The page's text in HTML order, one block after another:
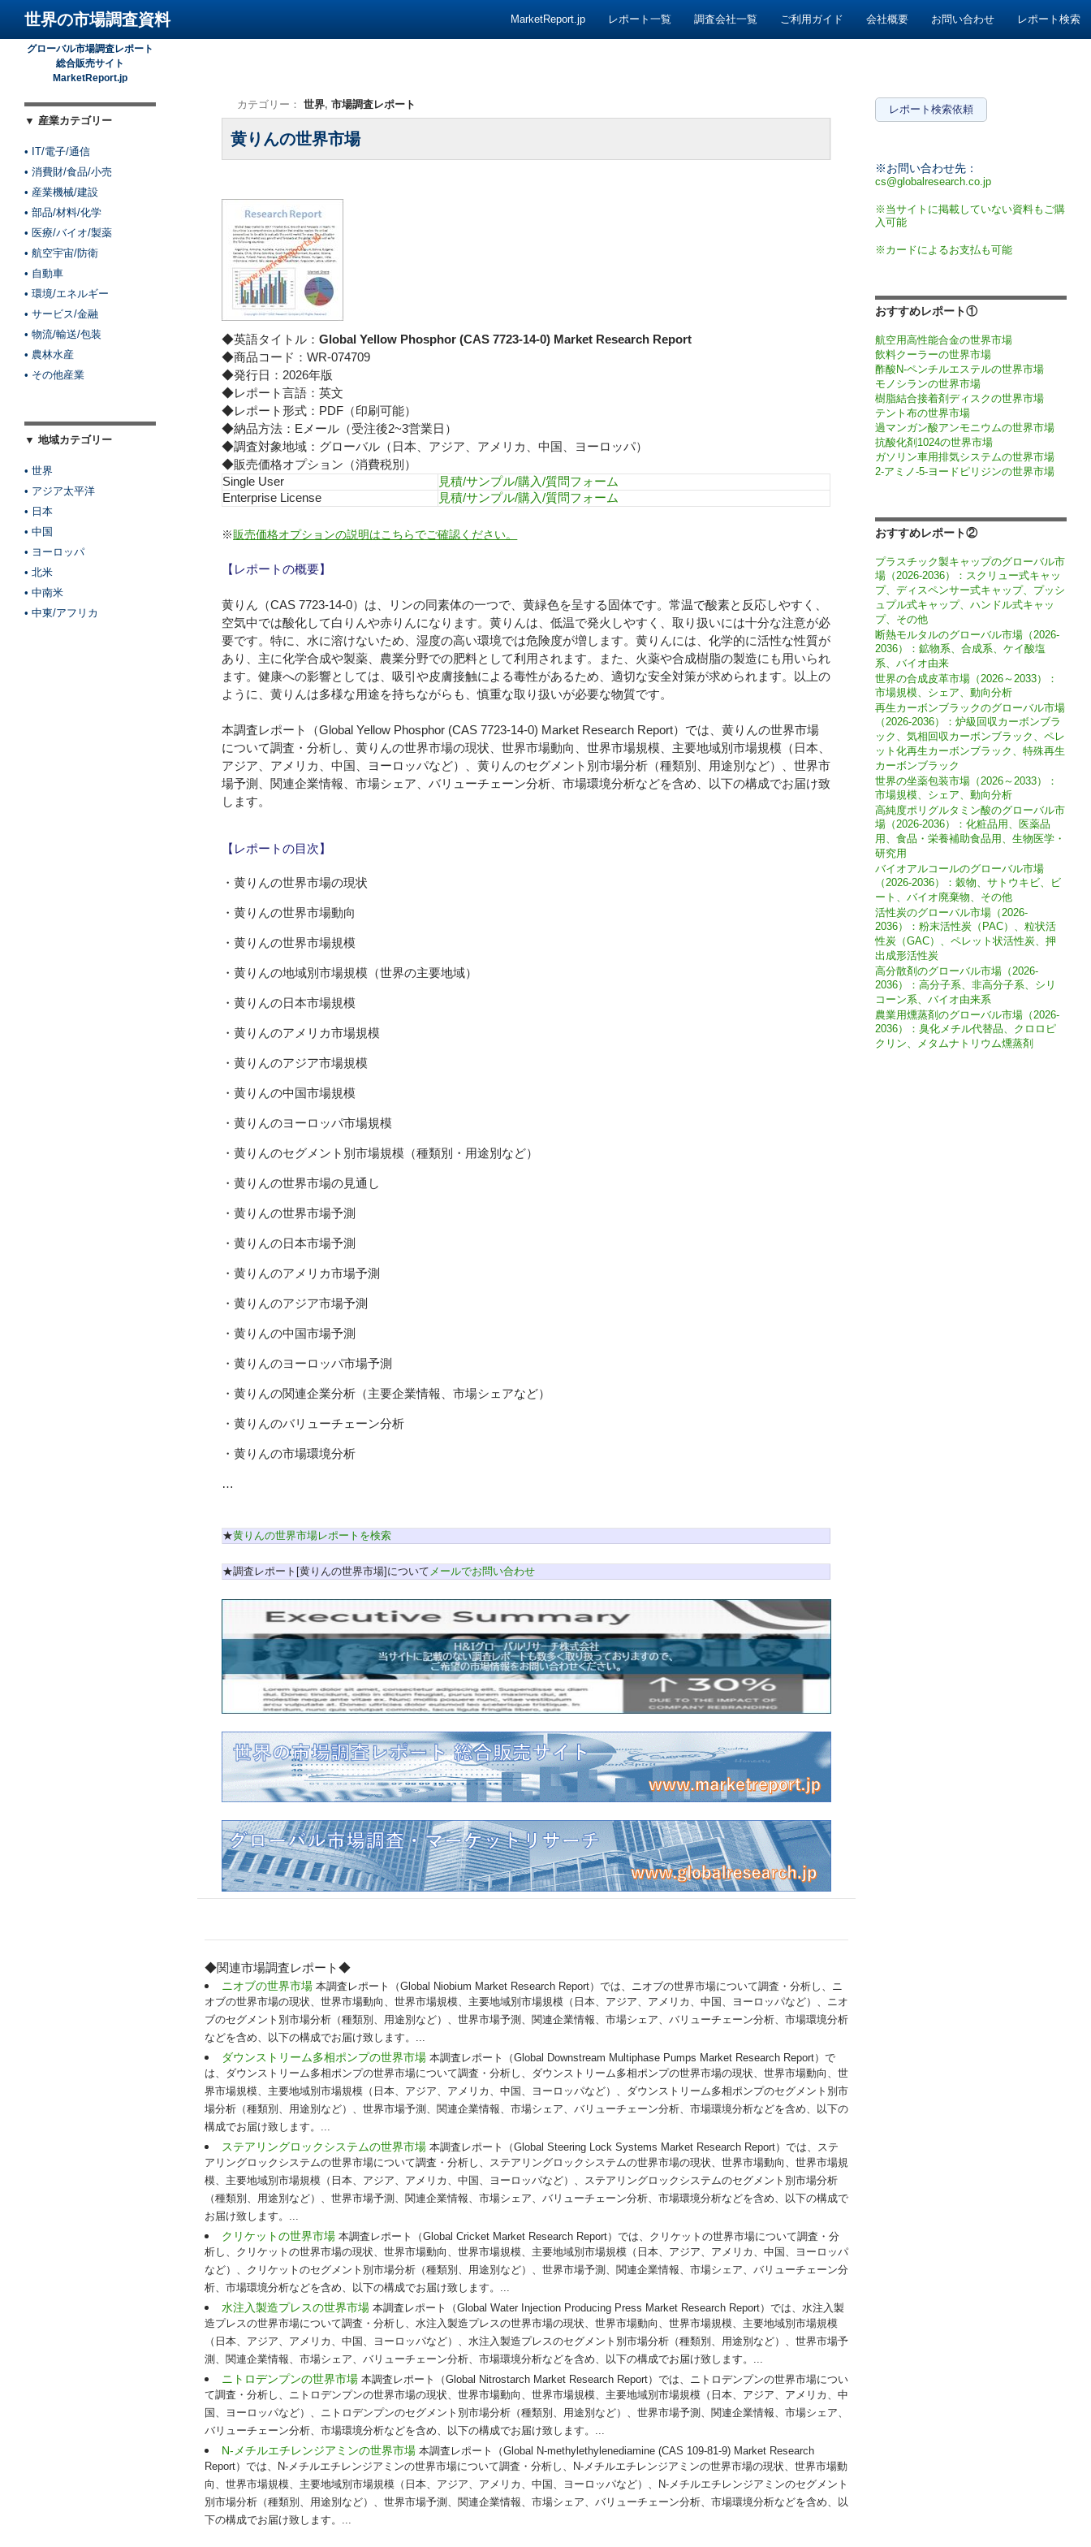
世界の市場調査資料
MarketReport.jp
レポート一覧 調査会社一覧 ご利用ガイド 会社概要 お問い合わせ レポート検索
カテゴリー：世界,市場調査レポート
黄りんの世界市場
◆英語タイトル：Global Yellow Phosphor (CAS 7723-14-0) Market Research Report
◆商品コード：WR-074709
◆発行日：2026年版
◆レポート言語：英文
◆レポート形式：PDF（印刷可能）
◆納品方法：Eメール（受注後2~3営業日）
◆調査対象地域：グローバル（日本、アジア、アメリカ、中国、ヨーロッパ）
◆販売価格オプション（消費税別）
Single User
見積/サンプル/購入/質問フォーム
Enterprise License
見積/サンプル/購入/質問フォーム
※販売価格オプションの説明はこちらでご確認ください。
【レポートの概要】
黄りん（CAS 7723-14-0）は、リンの同素体の一つで、黄緑色を呈する固体です。常温で酸素と反応しやすく、
空気中では酸化して白りんや赤りんになります。黄りんは、低温で発火しやすく、取り扱いには十分な注意が必
要です。特に、水に溶けないため、湿度の高い環境では危険度が増します。黄りんには、化学的に活性な性質が
あり、主に化学合成や製薬、農業分野での肥料として利用されます。また、火薬や合成樹脂の製造にも用いられ
ます。健康への影響としては、吸引や皮膚接触による毒性があるため、適切な安全対策が求められます。以上の
ように、黄りんは多様な用途を持ちながらも、慎重な取り扱いが必要な物質です。
本調査レポート（Global Yellow Phosphor (CAS 7723-14-0) Market Research Report）では、黄りんの世界市場
について調査・分析し、黄りんの世界市場の現状、世界市場動向、世界市場規模、主要地域別市場規模（日本、
アジア、アメリカ、中国、ヨーロッパなど）、黄りんのセグメント別市場分析（種類別、用途別など）、世界市
場予測、関連企業情報、市場シェア、バリューチェーン分析、市場環境分析などを含め、以下の構成でお届け致
します。
【レポートの目次】
・黄りんの世界市場の現状
・黄りんの世界市場動向
・黄りんの世界市場規模
・黄りんの地域別市場規模（世界の主要地域）
・黄りんの日本市場規模
・黄りんのアメリカ市場規模
・黄りんのアジア市場規模
・黄りんの中国市場規模
・黄りんのヨーロッパ市場規模
・黄りんのセグメント別市場規模（種類別・用途別など）
・黄りんの世界市場の見通し
・黄りんの世界市場予測
・黄りんの日本市場予測
・黄りんのアメリカ市場予測
・黄りんのアジア市場予測
・黄りんの中国市場予測
・黄りんのヨーロッパ市場予測
・黄りんの関連企業分析（主要企業情報、市場シェアなど）
・黄りんのバリューチェーン分析
・黄りんの市場環境分析
…
★黄りんの世界市場レポートを検索
★調査レポート[黄りんの世界市場]について メールでお問い合わせ
◆関連市場調査レポート◆
ニオブの世界市場 本調査レポート（Global Niobium Market Research Report）では、ニオブの世界市場について調査・分析し、ニ
オブの世界市場の現状、世界市場動向、世界市場規模、主要地域別市場規模（日本、アジア、アメリカ、中国、ヨーロッパなど）、ニオ
ブのセグメント別市場分析（種類別、用途別など）、世界市場予測、関連企業情報、市場シェア、バリューチェーン分析、市場環境分析
などを含め、以下の構成でお届け致します。...
ダウンストリーム多相ポンプの世界市場 本調査レポート（Global Downstream Multiphase Pumps Market Research Report）で
は、ダウンストリーム多相ポンプの世界市場について調査・分析し、ダウンストリーム多相ポンプの世界市場の現状、世界市場動向、世
界市場規模、主要地域別市場規模（日本、アジア、アメリカ、中国、ヨーロッパなど）、ダウンストリーム多相ポンプのセグメント別市
場分析（種類別、用途別など）、世界市場予測、関連企業情報、市場シェア、バリューチェーン分析、市場環境分析などを含め、以下の
構成でお届け致します。...
ステアリングロックシステムの世界市場 本調査レポート（Global Steering Lock Systems Market Research Report）では、ステ
アリングロックシステムの世界市場について調査・分析し、ステアリングロックシステムの世界市場の現状、世界市場動向、世界市場規
模、主要地域別市場規模（日本、アジア、アメリカ、中国、ヨーロッパなど）、ステアリングロックシステムのセグメント別市場分析
（種類別、用途別など）、世界市場予測、関連企業情報、市場シェア、バリューチェーン分析、市場環境分析などを含め、以下の構成で
お届け致します。...
クリケットの世界市場 本調査レポート（Global Cricket Market Research Report）では、クリケットの世界市場について調査・分
析し、クリケットの世界市場の現状、世界市場動向、世界市場規模、主要地域別市場規模（日本、アジア、アメリカ、中国、ヨーロッパ
など）、クリケットのセグメント別市場分析（種類別、用途別など）、世界市場予測、関連企業情報、市場シェア、バリューチェーン分
析、市場環境分析などを含め、以下の構成でお届け致します。...
水注入製造プレスの世界市場 本調査レポート（Global Water Injection Producing Press Market Research Report）では、水注入製
造プレスの世界市場について調査・分析し、水注入製造プレスの世界市場の現状、世界市場動向、世界市場規模、主要地域別市場規模
（日本、アジア、アメリカ、中国、ヨーロッパなど）、水注入製造プレスのセグメント別市場分析（種類別、用途別など）、世界市場予
測、関連企業情報、市場シェア、バリューチェーン分析、市場環境分析などを含め、以下の構成でお届け致します。...
ニトロデンプンの世界市場 本調査レポート（Global Nitrostarch Market Research Report）では、ニトロデンプンの世界市場につい
て調査・分析し、ニトロデンプンの世界市場の現状、世界市場動向、世界市場規模、主要地域別市場規模（日本、アジア、アメリカ、中
国、ヨーロッパなど）、ニトロデンプンのセグメント別市場分析（種類別、用途別など）、世界市場予測、関連企業情報、市場シェア、
バリューチェーン分析、市場環境分析などを含め、以下の構成でお届け致します。...
N-メチルエチレンジアミンの世界市場 本調査レポート（Global N-methylethylenediamine (CAS 109-81-9) Market Research
Report）では、N-メチルエチレンジアミンの世界市場について調査・分析し、N-メチルエチレンジアミンの世界市場の現状、世界市場動
向、世界市場規模、主要地域別市場規模（日本、アジア、アメリカ、中国、ヨーロッパなど）、N-メチルエチレンジアミンのセグメント
別市場分析（種類別、用途別など）、世界市場予測、関連企業情報、市場シェア、バリューチェーン分析、市場環境分析などを含め、以
下の構成でお届け致します。...
レポート検索依頼
※お問い合わせ先：
cs@globalresearch.co.jp
※当サイトに掲載していない資料もご購
入可能
※カードによるお支払も可能
おすすめレポート①
航空用高性能合金の世界市場
飲料クーラーの世界市場
酢酸N-ペンチルエステルの世界市場
モノシランの世界市場
樹脂結合接着剤ディスクの世界市場
テント布の世界市場
過マンガン酸アンモニウムの世界市場
抗酸化剤1024の世界市場
ガソリン車用排気システムの世界市場
2-アミノ-5-ヨードピリジンの世界市場
おすすめレポート②
プラスチック製キャップのグローバル市
場（2026-2036）：スクリュー式キャッ
プ、ディスペンサー式キャップ、プッシ
ュプル式キャップ、ハンドル式キャッ
プ、その他
断熱モルタルのグローバル市場（2026-
2036）：鉱物系、合成系、ケイ酸塩
系、バイオ由来
世界の合成皮革市場（2026～2033）：
市場規模、シェア、動向分析
再生カーボンブラックのグローバル市場
（2026-2036）：炉級回収カーボンブラ
ック、気相回収カーボンブラック、ペレ
ット化再生カーボンブラック、特殊再生
カーボンブラック
世界の坐薬包装市場（2026～2033）：
市場規模、シェア、動向分析
高純度ポリグルタミン酸のグローバル市
場（2026-2036）：化粧品用、医薬品
用、食品・栄養補助食品用、生物医学・
研究用
バイオアルコールのグローバル市場
（2026-2036）：穀物、サトウキビ、ビ
ート、バイオ廃棄物、その他
活性炭のグローバル市場（2026-
2036）：粉末活性炭（PAC）、粒状活
性炭（GAC）、ペレット状活性炭、押
出成形活性炭
高分散剤のグローバル市場（2026-
2036）：高分子系、非高分子系、シリ
コーン系、バイオ由来系
農業用燻蒸剤のグローバル市場（2026-
2036）：臭化メチル代替品、クロロピ
クリン、メタムナトリウム燻蒸剤
グローバル市場調査レポート
総合販売サイト
MarketReport.jp
▼ 産業カテゴリー
• IT/電子/通信
• 消費財/食品/小売
• 産業機械/建設
• 部品/材料/化学
• 医療/バイオ/製薬
• 航空宇宙/防衛
• 自動車
• 環境/エネルギー
• サービス/金融
• 物流/輸送/包装
• 農林水産
• その他産業
▼ 地域カテゴリー
• 世界
• アジア太平洋
• 日本
• 中国
• ヨーロッパ
• 北米
• 中南米
• 中東/アフリカ